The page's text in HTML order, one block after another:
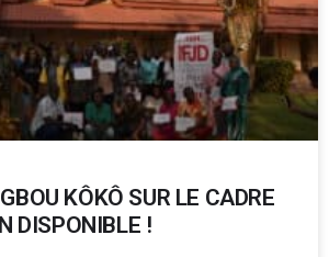
KÔKÔ SUR LE CADRE
DISPONIBLE !